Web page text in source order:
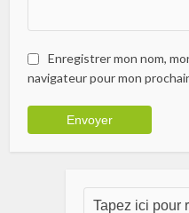
Enregistrer mon nom,
navigateur pour mon